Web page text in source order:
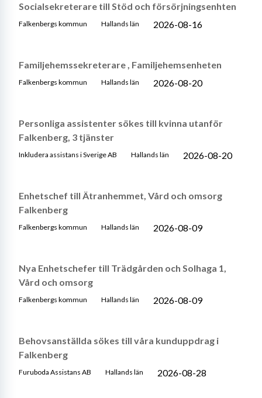
Socialsekreterare till Stöd och försörjningsenhten
Falkenbergs kommun Hallands län 2026-08-16
Familjehemssekreterare , Familjehemsenheten
Falkenbergs kommun Hallands län 2026-08-20
Personliga assistenter sökes till kvinna utanför
Falkenberg, 3 tjänster
Inkludera assistans i Sverige AB Hallands län 2026-08-20
Enhetschef till Ätranhemmet, Vård och omsorg
Falkenberg
Falkenbergs kommun Hallands län 2026-08-09
Nya Enhetschefer till Trädgården och Solhaga 1,
Vård och omsorg
Falkenbergs kommun Hallands län 2026-08-09
Behovsanställda sökes till våra kunduppdrag i
Falkenberg
Furuboda Assistans AB Hallands län 2026-08-28